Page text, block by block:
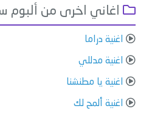
اغاني اخرى من ألبوم
اغنية دراما
اغنية مدللي
اغنية يا مطنشنا
اغنية ألمح لك